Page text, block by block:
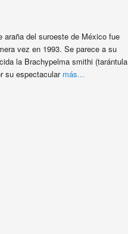
araña del suroeste de México fue
vez en 1993. Se parece a su
la Brachypelma smithi (tarántula
su espectacular más...